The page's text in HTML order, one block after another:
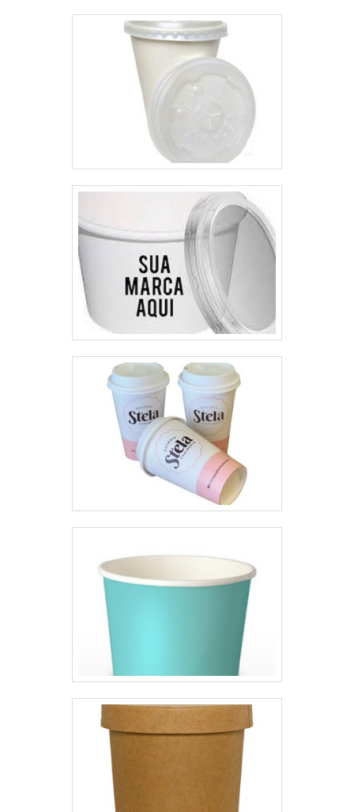
esperam seu contato para
melhor atender.A MAIOR
REFERÊNCIA NO
SEGMENTOApenas na Macpet
tem o que há de melhor no ramo
de embalagens PET. É possível
encontrar itens variados com
tecnologia de ponta, como
qualidade e excelente custo-
benefício.Para tal sucesso, a
empresa investiu em
profissionais competentes e em
equipamentos inovadores. A
Macpet é uma empresa que tem
sido apontada de forma positiva
no mercado pela seriedade e
qualidade, que garantem o
sucesso dos clientes de ponta a
ponta.Aproveite a visita para
acessar o nosso site e saber
mais sobre a empresa, nossos
serviços e produtos. Se preferir,
entre em contato com um dos
nossos consultores e solicite um